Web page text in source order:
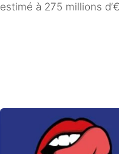
estimé à 275 millions